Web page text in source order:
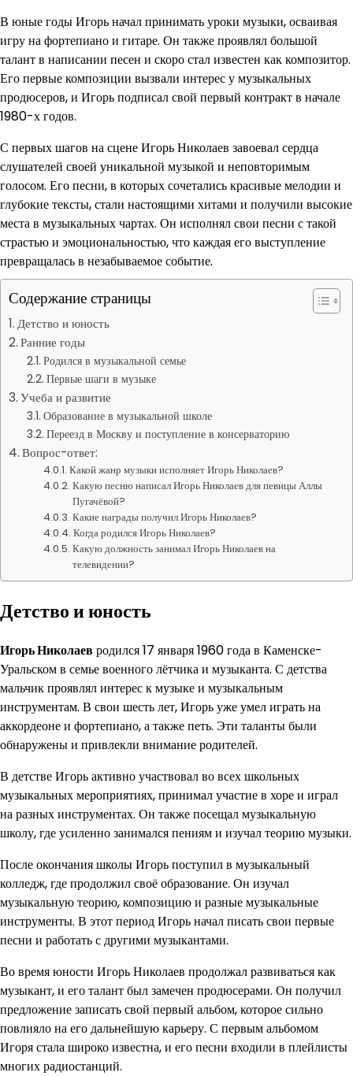
В юные годы Игорь начал принимать уроки музыки, осваивая
игру на фортепиано и гитаре. Он также проявлял большой
талант в написании песен и скоро стал известен как композитор.
Его первые композиции вызвали интерес у музыкальных
продюсеров, и Игорь подписал свой первый контракт в начале
1980-х годов.
С первых шагов на сцене Игорь Николаев завоевал сердца
слушателей своей уникальной музыкой и неповторимым
голосом. Его песни, в которых сочетались красивые мелодии и
глубокие тексты, стали настоящими хитами и получили высокие
места в музыкальных чартах. Он исполнял свои песни с такой
страстью и эмоциональностью, что каждая его выступление
превращалась в незабываемое событие.
Содержание страницы
Детство и юность
Ранние годы
Родился в музыкальной семье
Первые шаги в музыке
Учеба и развитие
Образование в музыкальной школе
Переезд в Москву и поступление в консерваторию
Вопрос-ответ:
Какой жанр музыки исполняет Игорь Николаев?
Какую песню написал Игорь Николаев для певицы Аллы
Пугачёвой?
Какие награды получил Игорь Николаев?
Когда родился Игорь Николаев?
Какую должность занимал Игорь Николаев на
телевидении?
Детство и юность
Игорь Николаевродился 17 января 1960 года в Каменске-
Уральском в семье военного лётчика и музыканта. С детства
мальчик проявлял интерес к музыке и музыкальным
инструментам. В свои шесть лет, Игорь уже умел играть на
аккордеоне и фортепиано, а также петь. Эти таланты были
обнаружены и привлекли внимание родителей.
В детстве Игорь активно участвовал во всех школьных
музыкальных мероприятиях, принимал участие в хоре и играл
на разных инструментах. Он также посещал музыкальную
школу, где усиленно занимался пениям и изучал теорию музыки.
После окончания школы Игорь поступил в музыкальный
колледж, где продолжил своё образование. Он изучал
музыкальную теорию, композицию и разные музыкальные
инструменты. В этот период Игорь начал писать свои первые
песни и работать с другими музыкантами.
Во время юности Игорь Николаев продолжал развиваться как
музыкант, и его талант был замечен продюсерами. Он получил
предложение записать свой первый альбом, которое сильно
повлияло на его дальнейшую карьеру. С первым альбомом
Игоря стала широко известна, и его песни входили в плейлисты
многих радиостанций.